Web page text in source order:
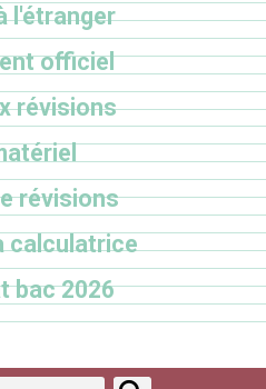
l'étranger
officiel
révisions
révisions
calculatrice
bac 2026